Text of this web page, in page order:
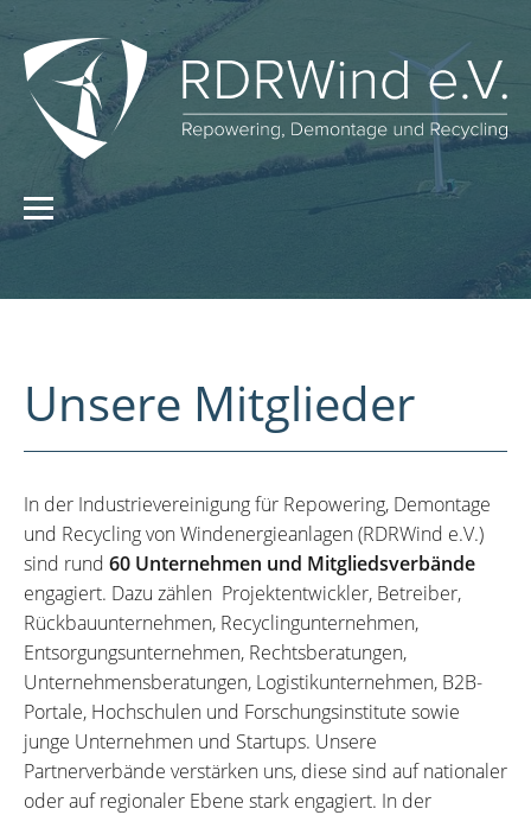
Unsere Mitglieder
In der Industrievereinigung für Repowering, Demontage
und Recycling von Windenergieanlagen (RDRWind e.V.)
sind rund 60 Unternehmen und Mitgliedsverbände
engagiert. Dazu zählen Projektentwickler, Betreiber,
Rückbauunternehmen, Recyclingunternehmen,
Entsorgungsunternehmen, Rechtsberatungen,
Unternehmensberatungen, Logistikunternehmen, B2B-
Portale, Hochschulen und Forschungsinstitute sowie
junge Unternehmen und Startups. Unsere
Partnerverbände verstärken uns, diese sind auf nationaler
oder auf regionaler Ebene stark engagiert. In der